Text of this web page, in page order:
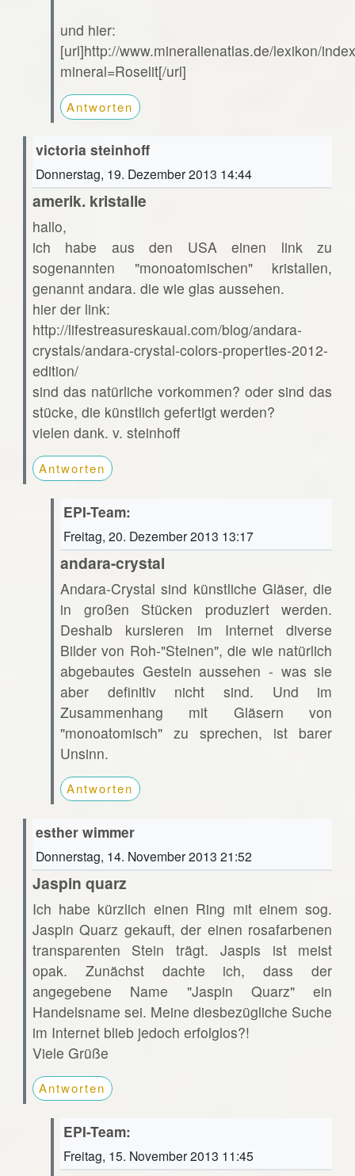
und hier:
[url]http://www.mineralienatlas.de/lexikon/
mineral=Roselit[/url]
Antworten
victoria steinhoff
Donnerstag, 19. Dezember 2013 14:44
amerik. kristalle
hallo,
ich habe aus den USA einen link zu
sogenannten "monoatomischen" kristallen,
genannt andara. die wie glas aussehen.
hier der link:
http://lifestreasureskauai.com/blog/andara-
crystals/andara-crystal-colors-properties-2012-
edition/
sind das natürliche vorkommen? oder sind das
stücke, die künstlich gefertigt werden?
vielen dank. v. steinhoff
Antworten
EPI-Team:
Freitag, 20. Dezember 2013 13:17
andara-crystal
Andara-Crystal sind künstliche Gläser, die
in großen Stücken produziert werden.
Deshalb kursieren im Internet diverse
Bilder von Roh-"Steinen", die wie natürlich
abgebautes Gestein aussehen - was sie
aber definitiv nicht sind. Und im
Zusammenhang mit Gläsern von
"monoatomisch" zu sprechen, ist barer
Unsinn.
Antworten
esther wimmer
Donnerstag, 14. November 2013 21:52
Jaspin quarz
Ich habe kürzlich einen Ring mit einem sog.
Jaspin Quarz gekauft, der einen rosafarbenen
transparenten Stein trägt. Jaspis ist meist
opak. Zunächst dachte ich, dass der
angegebene Name "Jaspin Quarz" ein
Handelsname sei. Meine diesbezügliche Suche
im Internet blieb jedoch erfolglos?!
Viele Grüße
Antworten
EPI-Team:
Freitag, 15. November 2013 11:45